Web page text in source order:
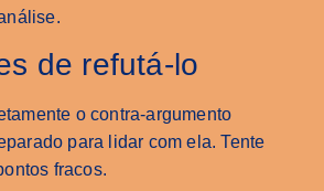
de refutá-lo
o contra-argumento
para lidar com ela. Tente
fracos.